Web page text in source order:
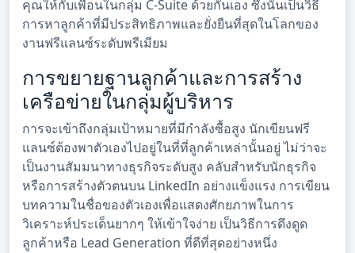
คุณให้กับเพื่อนในกลุ่ม C-Suite ด้วยกันเอง ซึ่งนั่นเป็นวิธี
การหาลูกค้าที่มีประสิทธิภาพและยั่งยืนที่สุดในโลกของ
งานฟรีแลนซ์ระดับพรีเมียม
การขยายฐานลูกค้าและการสร้าง
เครือข่ายในกลุ่มผู้บริหาร
การจะเข้าถึงกลุ่มเป้าหมายที่มีกำลังซื้อสูง นักเขียนฟรี
แลนซ์ต้องพาตัวเองไปอยู่ในที่ที่ลูกค้าเหล่านั้นอยู่ ไม่ว่าจะ
เป็นงานสัมมนาทางธุรกิจระดับสูง คลับสำหรับนักธุรกิจ
หรือการสร้างตัวตนบน LinkedIn อย่างแข็งแรง การเขียน
บทความในชื่อของตัวเองเพื่อแสดงศักยภาพในการ
วิเคราะห์ประเด็นยากๆ ให้เข้าใจง่าย เป็นวิธีการดึงดูด
ลูกค้าหรือ Lead Generation ที่ดีที่สุดอย่างหนึ่ง